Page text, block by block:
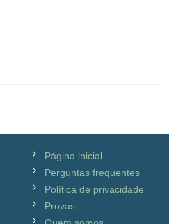
Página inicial
Perguntas frequentes
Política de privacidade
Provas